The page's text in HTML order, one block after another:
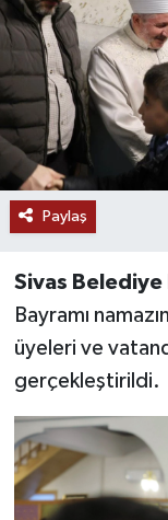
Paylaş
Sivas Belediye
Bayramı
üyeleri ve
gerçekleştirildi.
SİYASET
SOSYAL
SPOR